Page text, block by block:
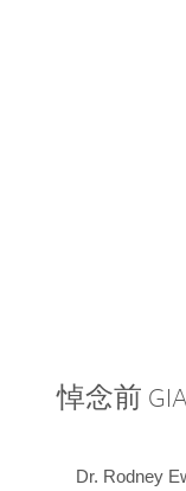
悼念前
Dr. Rodney